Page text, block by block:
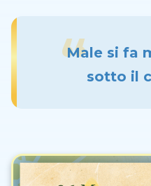
Male si fa
sotto il